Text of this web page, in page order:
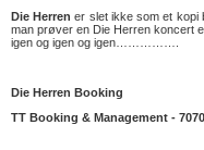
Die Herren er slet ikke som et kopi
man prøver en Die Herren koncert
igen og igen og igen…………….
Die Herren Booking
TT Booking & Management -